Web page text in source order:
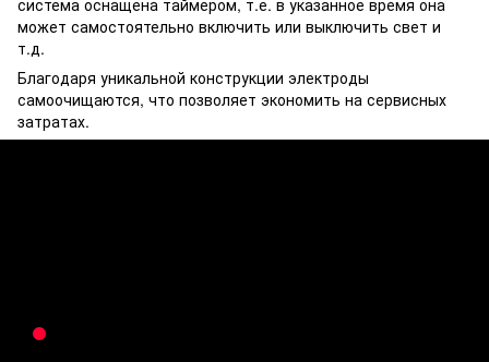
может самостоятельно включить или выключить свет и
т.д.
Благодаря уникальной конструкции электроды
самоочищаются, что позволяет экономить на сервисных
затратах.